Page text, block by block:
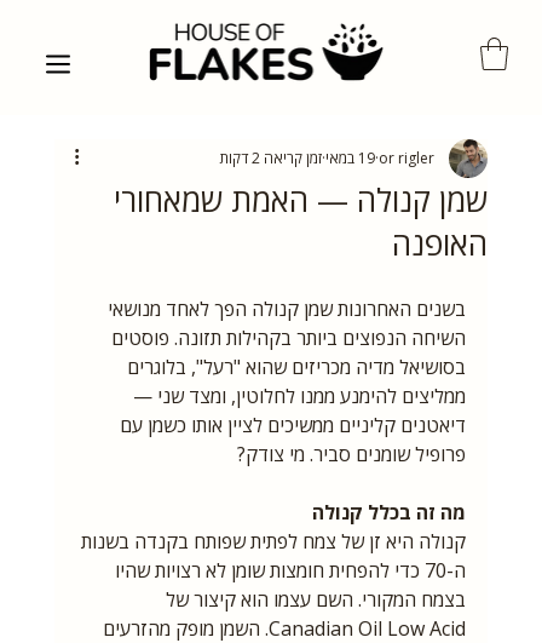
שמן קנולה — האמת שמאחורי
האופנה
or rigler 19 במאי זמן קריאה 2 דקות
בשנים האחרונות שמן קנולה הפך לאחד מנושאי
השיחה הנפוצים ביותר בקהילות תזונה. פוסטים
בסושיאל מדיה מכריזים שהוא "רעל", בלוגרים
ממליצים להימנע ממנו לחלוטין, ומצד שני —
דיאטנים קליניים ממשיכים לציין אותו כשמן עם
פרופיל שומנים סביר. מי צודק?
מה זה בכלל קנולה
קנולה היא זן של צמח לפתית שפותח בקנדה בשנות
ה-70 כדי להפחית חומצות שומן לא רצויות שהיו
בצמח המקורי. השם עצמו הוא קיצור של
Canadian Oil Low Acid. השמן מופק מהזרעים